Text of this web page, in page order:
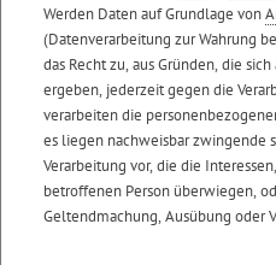
Werden Daten auf Grundlage von
(Datenverarbeitung zur Wahrung
das Recht zu, aus Gründen, die
ergeben, jederzeit gegen die
verarbeiten die
es liegen nachweisbar zwingende
Verarbeitung vor, die die
betroffenen Person überwiegen,
Geltendmachung, Ausübung oder